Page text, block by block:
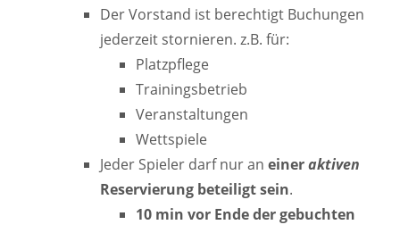
Der Vorstand ist berechtigt Buchungen
jederzeit stornieren. z.B. für:
Platzpflege
Trainingsbetrieb
Veranstaltungen
Wettspiele
Jeder Spieler darf nur an eineraktiven
Reservierung beteiligt sein.
10 min vor Ende der gebuchten